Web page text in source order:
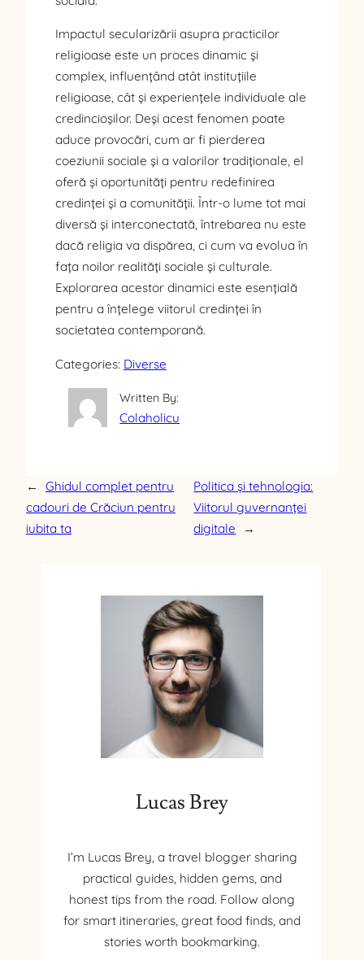
Impactul secularizării asupra practicilor
religioase este un proces dinamic și
complex, influențând atât instituțiile
religioase, cât și experiențele individuale ale
credincioșilor. Deși acest fenomen poate
aduce provocări, cum ar fi pierderea
coeziunii sociale și a valorilor tradiționale, el
oferă și oportunități pentru redefinirea
credinței și a comunității. Într-o lume tot mai
diversă și interconectată, întrebarea nu este
dacă religia va dispărea, ci cum va evolua în
fața noilor realități sociale și culturale.
Explorarea acestor dinamici este esențială
pentru a înțelege viitorul credinței în
societatea contemporană.
Categories: Diverse
Written By:
Colaholicu
←
Ghidul complet pentru
cadouri de Crăciun pentru
iubita ta
Politica și tehnologia:
Viitorul guvernanței
digitale
→
Lucas Brey
I’m Lucas Brey, a travel blogger sharing
practical guides, hidden gems, and
honest tips from the road. Follow along
for smart itineraries, great food finds, and
stories worth bookmarking.